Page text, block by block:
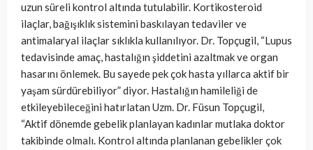
uzun süreli kontrol altında tutulabilir. Kortikosteroid
ilaçlar, bağışıklık sistemini baskılayan tedaviler ve
antimalaryal ilaçlar sıklıkla kullanılıyor. Dr. Topçugil, “Lupus
tedavisinde amaç, hastalığın şiddetini azaltmak ve organ
hasarını önlemek. Bu sayede pek çok hasta yıllarca aktif bir
yaşam sürdürebiliyor” diyor. Hastalığın hamileliği de
etkileyebileceğini hatırlatan Uzm. Dr. Füsun Topçugil,
“Aktif dönemde gebelik planlayan kadınlar mutlaka doktor
takibinde olmalı. Kontrol altında planlanan gebelikler çok